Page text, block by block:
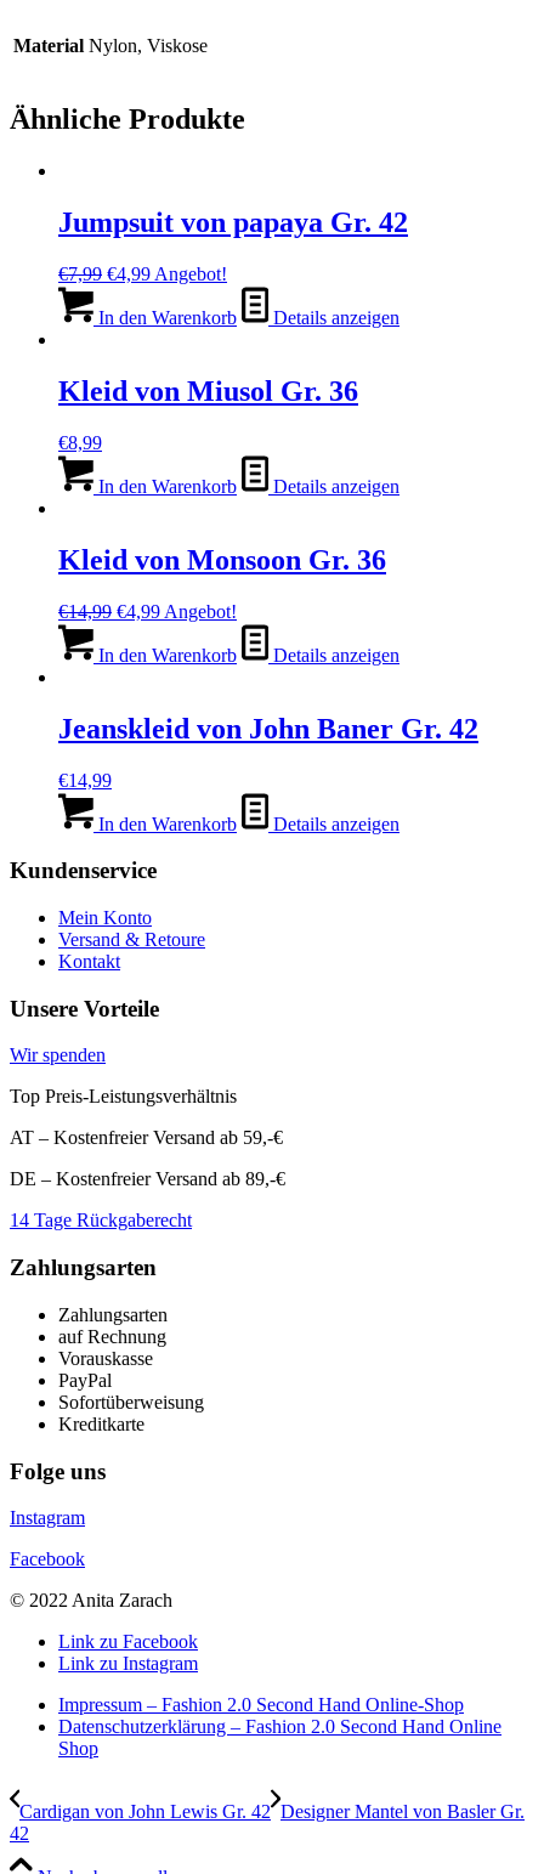
Material Nylon, Viskose
Ähnliche Produkte
Jumpsuit von papaya Gr. 42
€7,99 Ursprünglicher
war:
€4,99Aktueller
ist:
Angebot!
In den Warenkorb Details anzeigen
Kleid von Miusol Gr. 36
€8,99
In den Warenkorb Details anzeigen
Kleid von Monsoon Gr. 36
€14,99 Ursprünglicher
war:
€4,99Aktueller
ist:
Angebot!
In den Warenkorb Details anzeigen
Jeanskleid von John Baner Gr. 42
€14,99
In den Warenkorb Details anzeigen
Kundenservice
Mein Konto
Versand & Retoure
Kontakt
Unsere Vorteile
Wir spenden
Top Preis-Leistungsverhältnis
AT – Kostenfreier Versand ab 59,-€
DE – Kostenfreier Versand ab 89,-€
14 Tage Rückgaberecht
Zahlungsarten
Zahlungsarten
auf Rechnung
Vorauskasse
PayPal
Sofortüberweisung
Kreditkarte
Folge uns
Instagram
Facebook
© 2022 Anita Zarach
Link zu Facebook
Link zu Instagram
Impressum – Fashion 2.0 Second Hand Online-Shop
Datenschutzerklärung – Fashion 2.0 Second Hand Online
Shop
Cardigan von John Lewis Gr. 42 Designer Mantel von Basler Gr.
42